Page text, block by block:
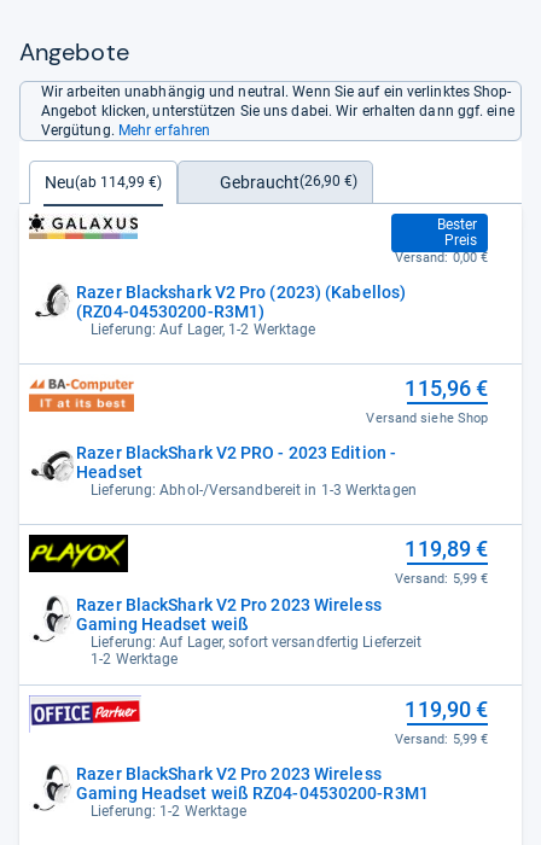
Angebote
Wir arbeiten unabhängig und neutral. Wenn Sie auf ein verlinktes Shop-
Angebot klicken, unterstützen Sie uns dabei. Wir erhalten dann ggf. eine
Vergütung. Mehr erfahren
Neu(ab 114,99 €) Gebraucht(26,90 €)
Razer Blackshark V2 Pro (2023) (Kabellos)
(RZ04-04530200-R3M1)
Lieferung: Auf Lager, 1-2 Werktage
Bester
Preis
114,99 €
Versand: 0,00 €
Razer BlackShark V2 PRO - 2023 Edition -
Headset
Lieferung: Abhol-/Versandbereit in 1-3 Werktagen
115,96 €
Versand siehe Shop
Razer BlackShark V2 Pro 2023 Wireless
Gaming Headset weiß
Lieferung: Auf Lager, sofort versandfertig Lieferzeit
1-2 Werktage
119,89 €
Versand: 5,99 €
Razer BlackShark V2 Pro 2023 Wireless
Gaming Headset weiß RZ04-04530200-R3M1
Lieferung: 1-2 Werktage
119,90 €
Versand: 5,99 €